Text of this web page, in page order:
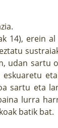
14), erein
udan
sartu eta
lurra
batik bat.